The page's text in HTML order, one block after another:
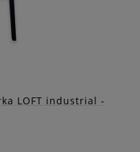
LOFT industrial -